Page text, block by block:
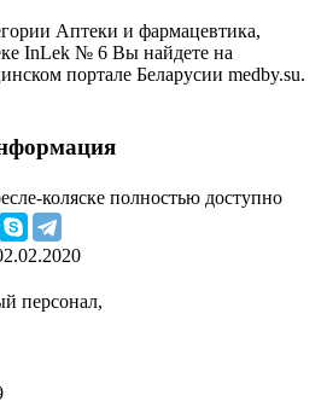
Аптеки и фармацевтика,
InLek № 6 Вы найдете на
портале Беларусии medby.su.
коляске полностью доступно
персонал,